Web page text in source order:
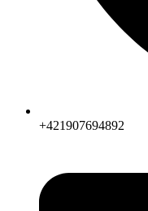
+421907694892